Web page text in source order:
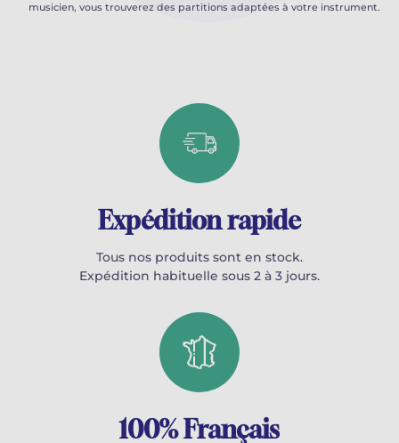
musicien, vous trouverez des partitions adaptées à votre instrument.
Expédition rapide
Tous nos produits sont en stock.
Expédition habituelle sous 2 à 3 jours.
100% Français